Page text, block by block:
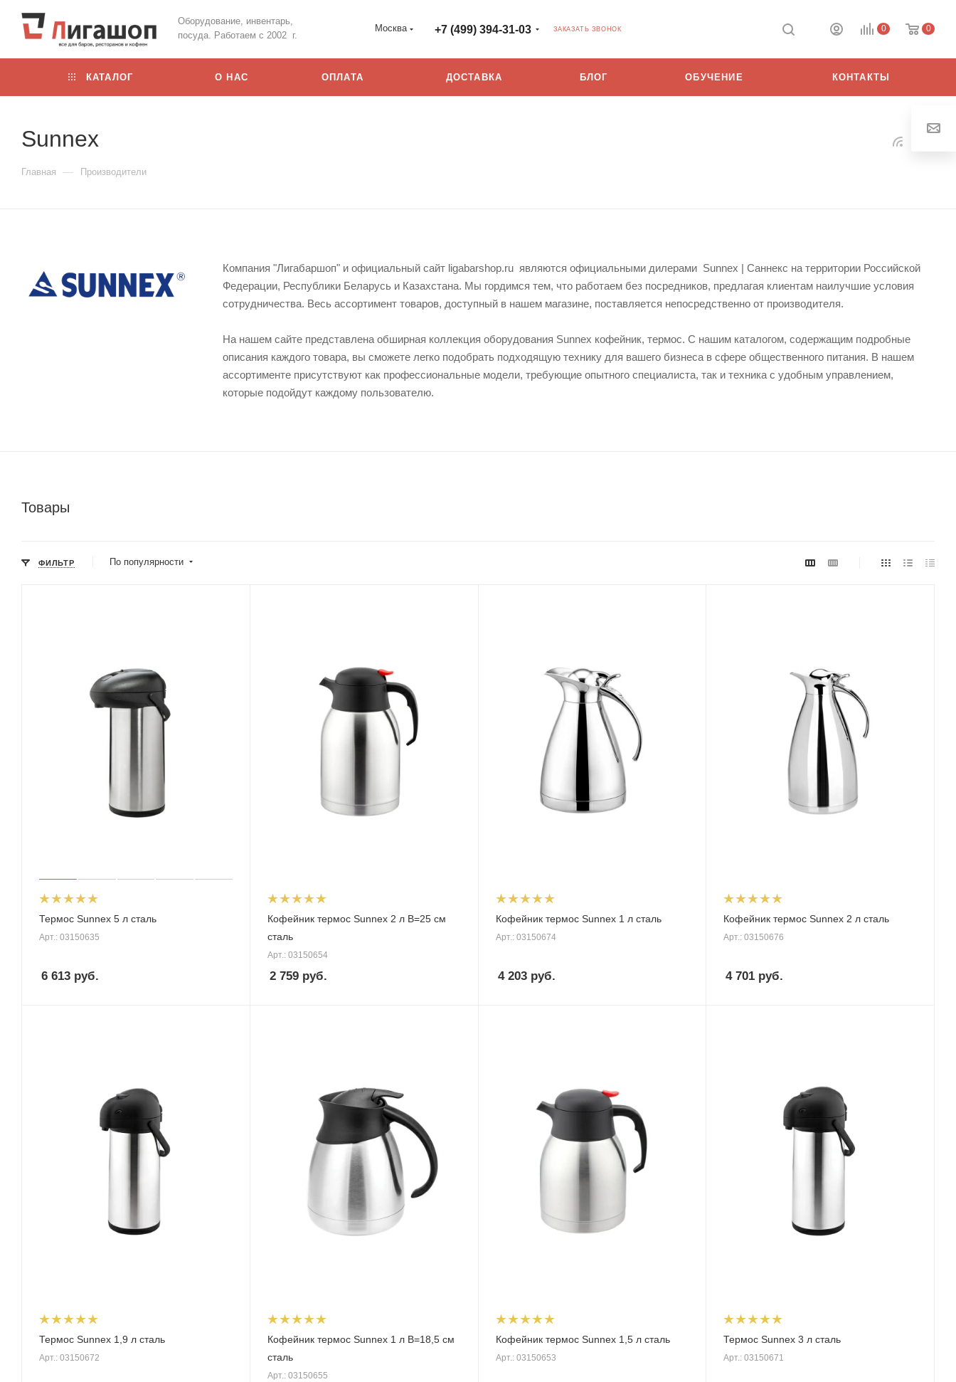
Оборудование, инвентарь,
посуда. Работаем с 2002 г.
Москва +7 (499) 394-31-03 ЗАКАЗАТЬ ЗВОНОК 0 0
КАТАЛОГ О НАС ОПЛАТА ДОСТАВКА БЛОГ ОБУЧЕНИЕ КОНТАКТЫ
Sunnex
Главная — Производители
Компания "Лигабаршоп" и официальный сайт ligabarshop.ru являются официальными дилерами Sunnex | Саннекс на территории Российской
Федерации, Республики Беларусь и Казахстана. Мы гордимся тем, что работаем без посредников, предлагая клиентам наилучшие условия
сотрудничества. Весь ассортимент товаров, доступный в нашем магазине, поставляется непосредственно от производителя.
На нашем сайте представлена обширная коллекция оборудования Sunnex кофейник, термос. С нашим каталогом, содержащим подробные
описания каждого товара, вы сможете легко подобрать подходящую технику для вашего бизнеса в сфере общественного питания. В нашем
ассортименте присутствуют как профессиональные модели, требующие опытного специалиста, так и техника с удобным управлением,
которые подойдут каждому пользователю.
Товары
ФИЛЬТР По популярности
Термос Sunnex 5 л сталь
Арт.: 03150635
6 613 руб.
Кофейник термос Sunnex 2 л В=25 см
сталь
Арт.: 03150654
2 759руб.
Кофейник термос Sunnex 1 л сталь
Арт.: 03150674
4 203руб.
Кофейник термос Sunnex 2 л сталь
Арт.: 03150676
4 701 руб.
Термос Sunnex 1,9 л сталь
Арт.: 03150672
Кофейник термос Sunnex 1 л В=18,5 см
сталь
Арт.: 03150655
Кофейник термос Sunnex 1,5 л сталь
Арт.: 03150653
Термос Sunnex 3 л сталь
Арт.: 03150671